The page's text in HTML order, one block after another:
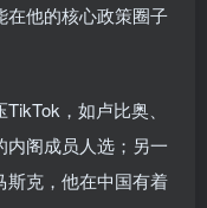
在他的核心政策圈子
，如卢比奥、
阁成员人选；另一
斯克，他在中国有着